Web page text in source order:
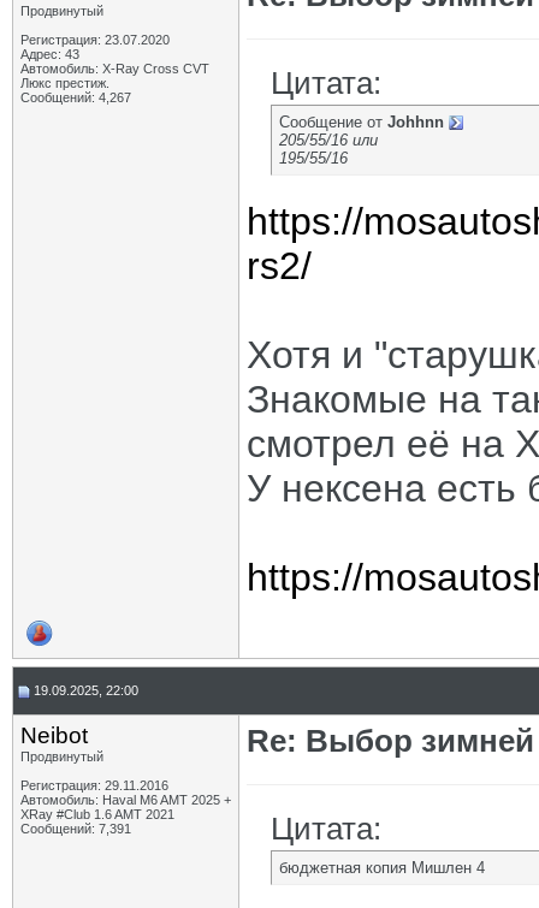
Продвинутый
Регистрация: 23.07.2020
Адрес: 43
Автомобиль: X-Ray Cross CVT
Люкс престиж.
Сообщений: 4,267
Цитата:
Сообщение от Johhnn
205/55/16 или
195/55/16
https://
rs2/
Хотя и
Знакомые на
смотрел её на
У нексена
https://
19.09.2025, 22:00
Neibot
Продвинутый
Регистрация: 29.11.2016
Автомобиль: Haval M6 AMT 2025 +
XRay #Club 1.6 AMT 2021
Сообщений: 7,391
Re: Выбор
Цитата:
бюджетная копия Мишлен 4